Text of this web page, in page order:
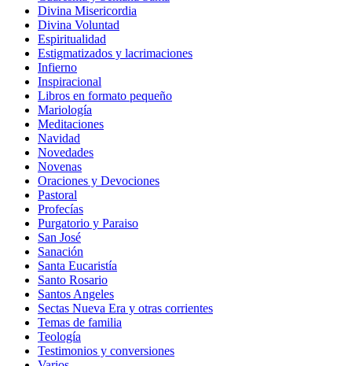
Divina Misericordia
Divina Voluntad
Espiritualidad
Estigmatizados y lacrimaciones
Infierno
Inspiracional
Libros en formato pequeño
Mariología
Meditaciones
Navidad
Novedades
Novenas
Oraciones y Devociones
Pastoral
Profecías
Purgatorio y Paraiso
San José
Sanación
Santa Eucaristía
Santo Rosario
Santos Angeles
Sectas Nueva Era y otras corrientes
Temas de familia
Teología
Testimonios y conversiones